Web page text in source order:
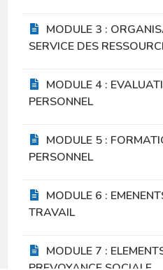
MODULE 3 :
SERVICE DES
MODULE 4 :
PERSONNEL
MODULE 5 :
PERSONNEL
MODULE 6 :
TRAVAIL
MODULE 7 :